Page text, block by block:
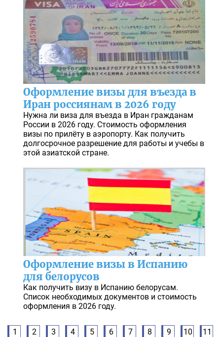
Оформление визы для въезда в
Иран россиянам в 2026 году
Нужна ли виза для въезда в Иран гражданам
России в 2026 году. Стоимость оформления
визы по прилёту в аэропорту. Как получить
долгосрочное разрешение для работы и учебы в
этой азиатской стране.
Оформление визы в Испанию
для белорусов
Как получить визу в Испанию белорусам.
Список необходимых документов и стоимость
оформления в 2026 году.
1 2 3 4 5 6 7 8 9 10
11